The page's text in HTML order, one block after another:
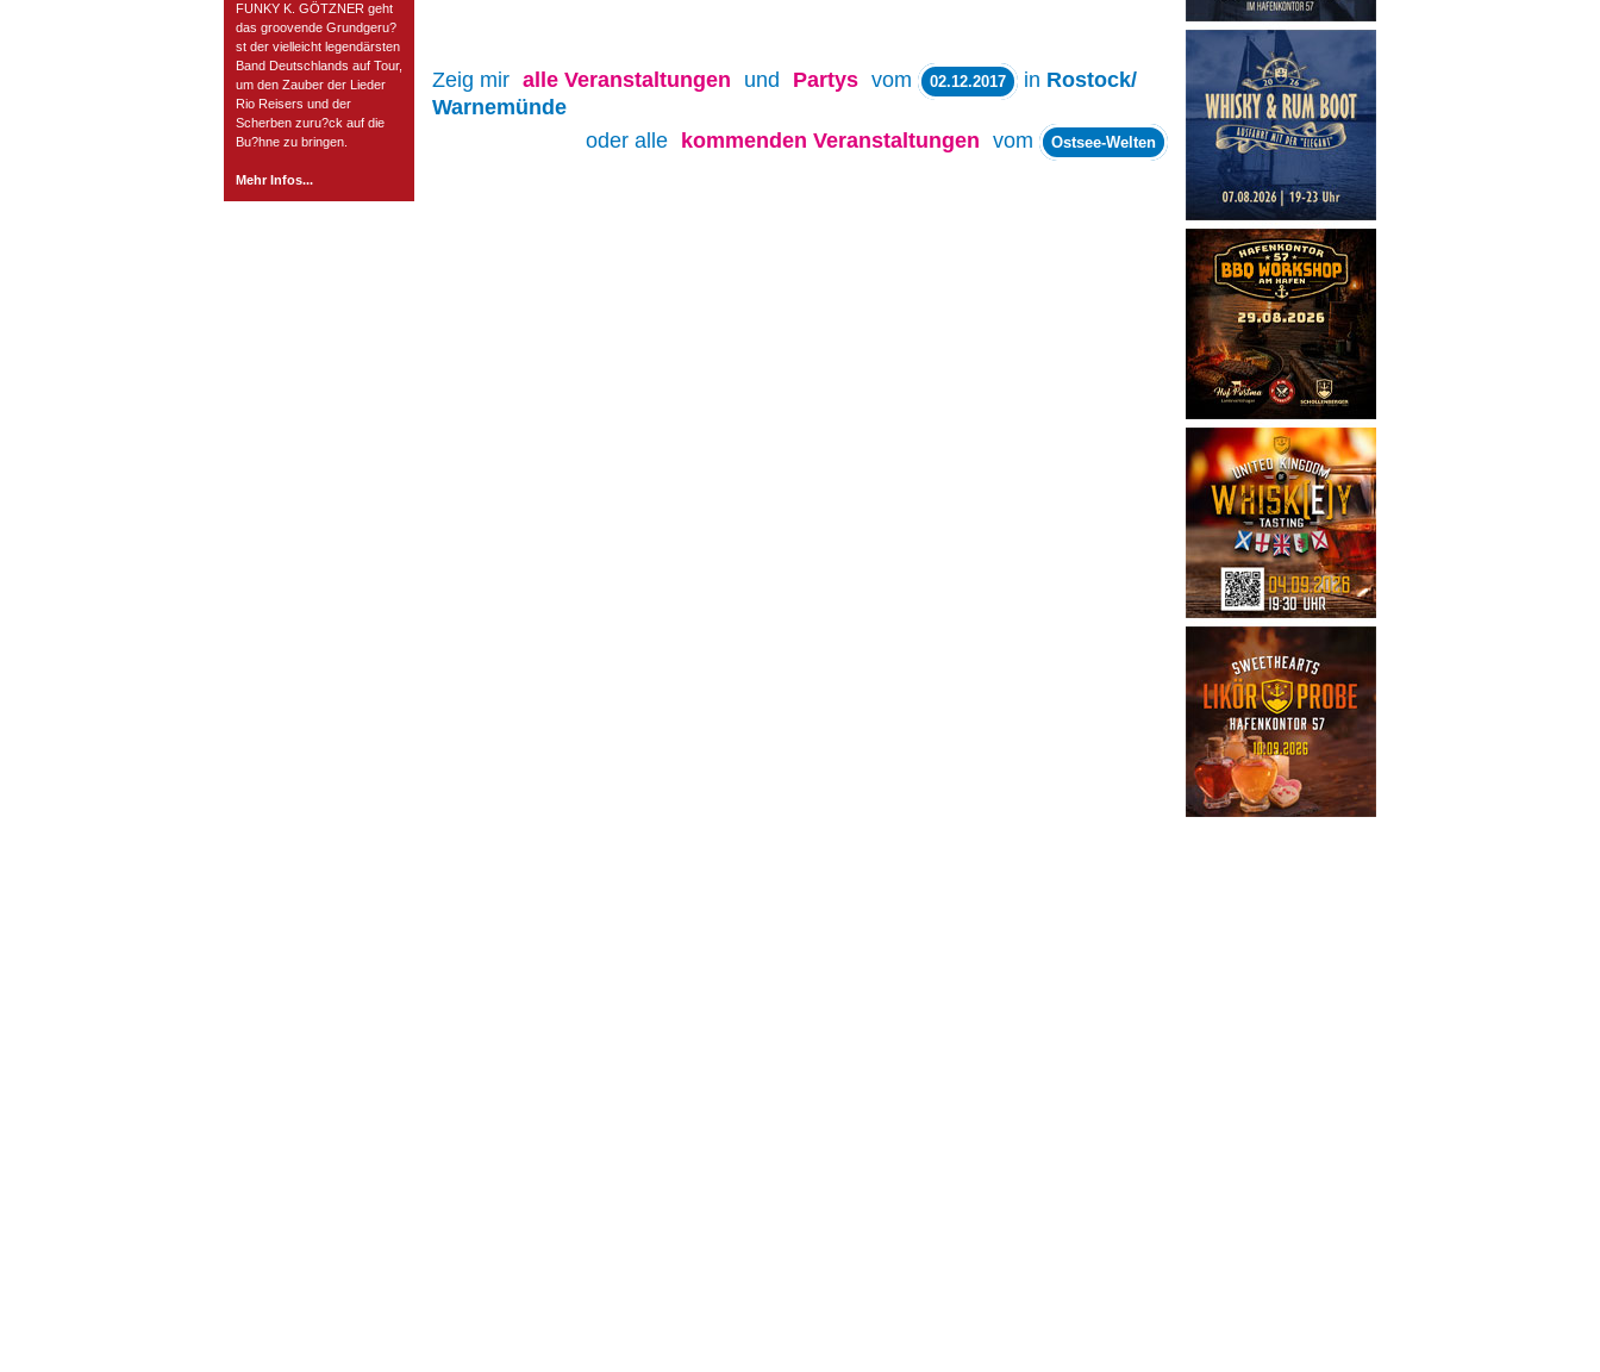
FUNKY K. GÖTZNER geht
das groovende Grundgeru?
st der vielleicht legendärsten
Band Deutschlands auf Tour,
um den Zauber der Lieder
Rio Reisers und der
Scherben zuru?ck auf die
Bu?hne zu bringen.
Mehr Infos...
Zeig mir alle Veranstaltungen und Partys vom 02.12.2017 in Rostock/
Warnemünde
oder alle
kommenden Veranstaltungen vom Ostsee-Welten